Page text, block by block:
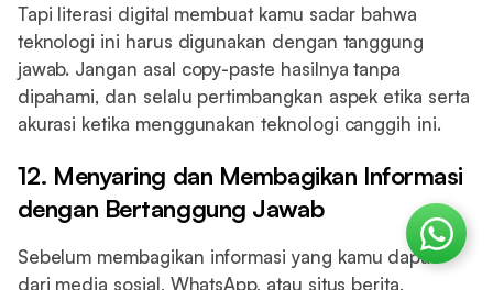
Tapi literasi digital membuat kamu sadar bahwa
teknologi ini harus digunakan dengan tanggung
jawab. Jangan asal copy-paste hasilnya tanpa
dipahami, dan selalu pertimbangkan aspek etika serta
akurasi ketika menggunakan teknologi canggih ini.
12. Menyaring dan Membagikan Informasi
dengan Bertanggung Jawab
Sebelum membagikan informasi yang kamu dapat
dari media sosial, WhatsApp, atau situs berita,